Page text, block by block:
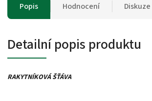
Popis Hodnocení Diskuze
Detailní popis produktu
RAKYTNÍKOVÁ ŠŤÁVA